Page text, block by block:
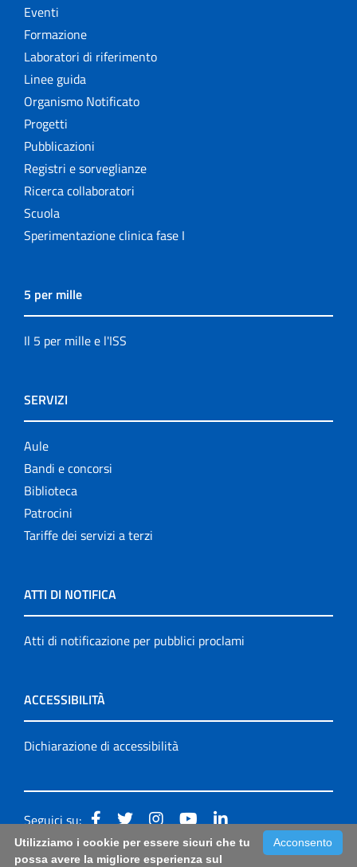
Eventi
Formazione
Laboratori di riferimento
Linee guida
Organismo Notificato
Progetti
Pubblicazioni
Registri e sorveglianze
Ricerca collaboratori
Scuola
Sperimentazione clinica fase I
5 per mille
Il 5 per mille e l'ISS
SERVIZI
Aule
Bandi e concorsi
Biblioteca
Patrocini
Tariffe dei servizi a terzi
ATTI DI NOTIFICA
Atti di notificazione per pubblici proclami
ACCESSIBILITÀ
Dichiarazione di accessibilità
Seguici su:
Accessibilità: form di segnalazione di prima istanza per
Acconsento
Utilizziamo i cookie per essere sicuri che tu
possa avere la migliore esperienza sul